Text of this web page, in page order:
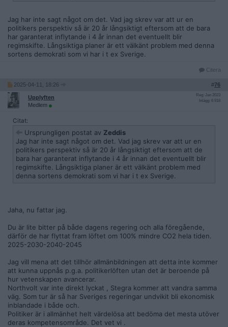
Jag har inte sagt något om det. Vad jag skrev var att ur en
politikers perspektiv så är 20 år långsiktigt eftersom att de bara
har garanterat inflytande i 4 år innan det eventuellt blir
regimskifte. Långsiktiga planer är ett välkänt problem med denna
sortens demokrati som vi har i t ex Sverige.
Citera
2025-04-11, 18:26 #76
Upplyften
Medlem
Reg: Jan 2023
Inlägg: 6 918
Citat:
Ursprungligen postat av Zeddis
Jag har inte sagt något om det. Vad jag skrev var att ur en
politikers perspektiv så är 20 år långsiktigt eftersom att de
bara har garanterat inflytande i 4 år innan det eventuellt blir
regimskifte. Långsiktiga planer är ett välkänt problem med
denna sortens demokrati som vi har i t ex Sverige.
Jaha, nu fattar jag.
Du är lite bitter på både dagens regering och alla föregående,
därför de har flyttat fram löftet om 100% mindre CO2 hela tiden.
2025-2030-2040-2045
Jag vill mena att det tillhör allmänbildningen att detta inte kommer
att kunna uppnås p.g.a. politikerlöften utan det är beroende på
hur vetenskapen avancerar.
Northvolt var inte direkt lyckat , Stegra kommer att vandra samma
väg. Som tur är så har Sveriges regeringar undvikit bli ekonomisk
inblandade i både och.
Politiker är i allmänhet helt värdelösa att bedöma det mesta utöver
deras kompetensområde. Det vet vi .